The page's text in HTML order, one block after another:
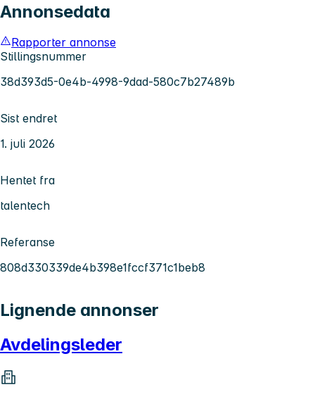
Annonsedata
Rapporter annonse
Stillingsnummer
38d393d5-0e4b-4998-9dad-580c7b27489b
Sist endret
1. juli 2026
Hentet fra
talentech
Referanse
808d330339de4b398e1fccf371c1beb8
Lignende annonser
Avdelingsleder